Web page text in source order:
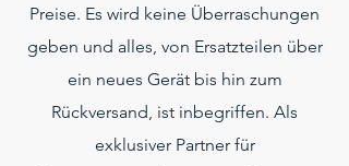
Preise. Es wird keine Überraschungen
geben und alles, von Ersatzteilen über
ein neues Gerät bis hin zum
Rückversand, ist inbegriffen. Als
exklusiver Partner für